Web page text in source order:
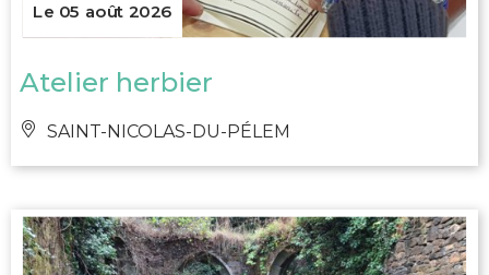
Le 05 août 2026
Atelier herbier
SAINT-NICOLAS-DU-PÉLEM